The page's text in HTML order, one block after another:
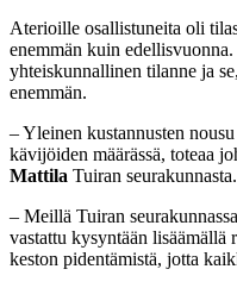
Aterioille osallistuneita oli
enemmän kuin
yhteiskunnallinen tilanne ja
enemmän.
– Yleinen kustannusten
kävijöiden määrässä, toteaa
Mattila Tuiran seurakunnasta.
– Meillä Tuiran
vastattu kysyntään
keston pidentämistä, jotta